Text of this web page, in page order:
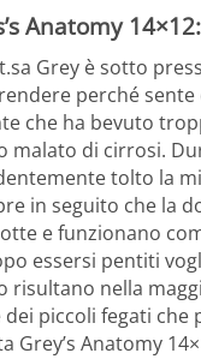
Anatomy
Grey è sotto
perché sente
che ha bevuto
malato di cirrosi.
tolto la
in seguito che la
e funzionano
essersi pentiti
risultano nella
dei piccoli fegati che
Grey’s Anatomy